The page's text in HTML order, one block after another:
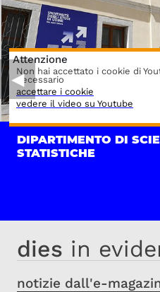
DIPARTIMENTO DI
STATISTICHE
Attenzione
Non hai accettato i cookie di
necessario
accettare i cookie
vedere il video su Youtube
◀︎
dies in
notizie dall'e-